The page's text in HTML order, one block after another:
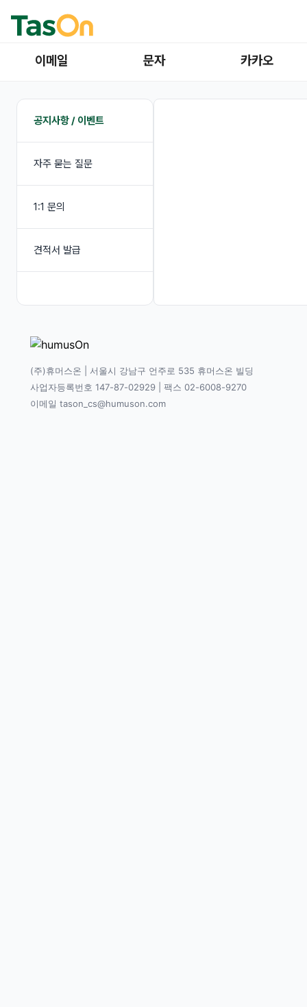
이메일 문자 카카오
공지사항 / 이벤트
자주 묻는 질문
1:1 문의
견적서 발급
(주)휴머스온 | 서울시 강남구 언주로 535 휴머스온 빌딩
사업자등록번호 147-87-02929 | 팩스 02-6008-9270
이메일 tason_cs@humuson.com